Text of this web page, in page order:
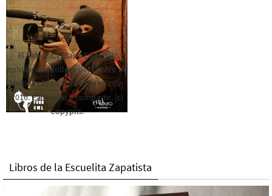
El Rebozo, Palapa Editorial,
publica este folleto del Centro de
Medios Libres. Esta es la edición
2016. Para rolar y compartir. (c)
Copyplis.
Libros de la Escuelita Zapatista